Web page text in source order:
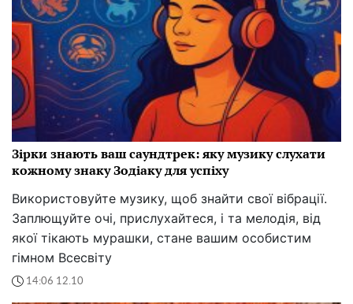
Зірки знають ваш саундтрек: яку музику слухати
кожному знаку Зодіаку для успіху
Використовуйте музику, щоб знайти свої вібрації.
Заплющуйте очі, прислухайтеся, і та мелодія, від
якої тікають мурашки, стане вашим особистим
гімном Всесвіту
14:06 12.10